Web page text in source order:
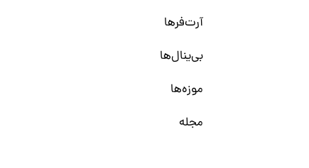
آرت‌فرها
بی‌ینال‌ها
موزه‌ها
مجله